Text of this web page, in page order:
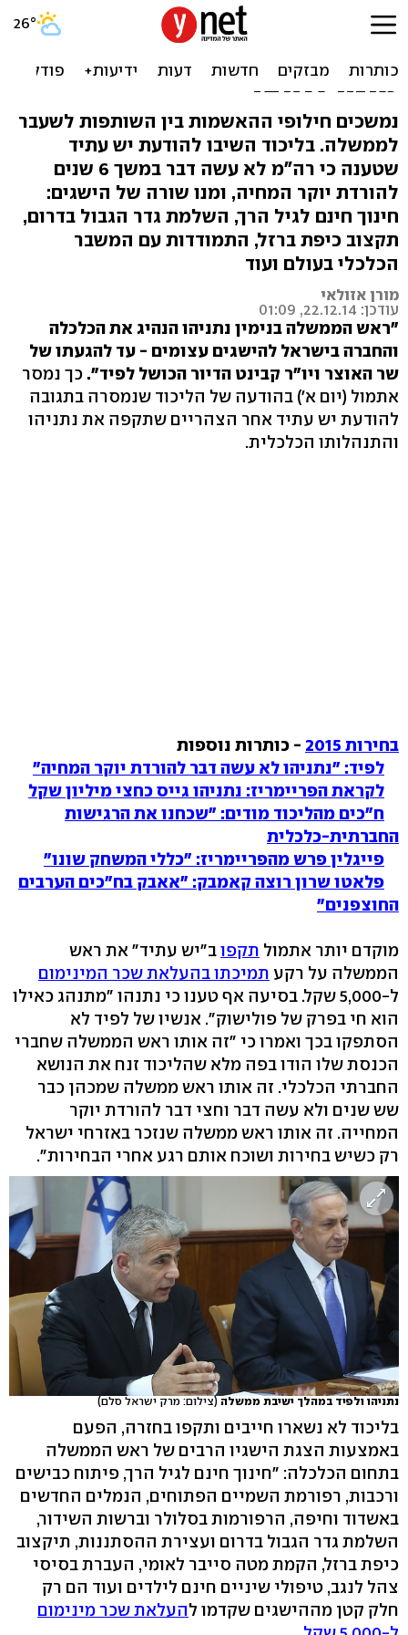
הליכוד: נתניהו הביא הישגים
בכלכלה - עד שלפיד הכושל
מונה לאוצר
נמשכים חילופי ההאשמות בין השותפות לשעבר
לממשלה. בליכוד השיבו להודעת יש עתיד
שטענה כי רה"מ לא עשה דבר במשך 6 שנים
להורדת יוקר המחיה, ומנו שורה של הישגים:
חינוך חינם לגיל הרך, השלמת גדר הגבול בדרום,
תקצוב כיפת ברזל, התמודדות עם המשבר
הכלכלי בעולם ועוד
מורן אזולאי
עודכן: 22.12.14, 01:09
"ראש הממשלה בנימין נתניהו הנהיג את הכלכלה
והחברה בישראל להישגים עצומים - עד להגעתו של
שר האוצר ויו"ר קבינט הדיור הכושל לפיד". כך נמסר
אתמול (יום א') בהודעה של הליכוד שנמסרה בתגובה
להודעת יש עתיד אחר הצהריים שתקפה את נתניהו
והתנהלותו הכלכלית.
בחירות 2015
- כותרות נוספות
לפיד: "נתניהו לא עשה דבר להורדת יוקר המחיה"
לקראת הפריימריז: נתניהו גייס כחצי מיליון שקל
ח"כים מהליכוד מודים: "שכחנו את הרגישות
החברתית-כלכלית
פייגלין פרש מהפריימריז: "כללי המשחק שונו"
פלאטו שרון רוצה קאמבק: "אאבק בח"כים הערבים
החוצפנים"
מוקדם יותר אתמול תקפוב"יש עתיד" את ראש
הממשלה על רקע תמיכתו בהעלאת שכר המינימום
ל-5,000 שקל. בסיעה אף טענו כי נתנהו "מתנהג כאילו
הוא חי בפרק של פולישוק". אנשיו של לפיד לא
הסתפקו בכך ואמרו כי "זה אותו ראש הממשלה שחברי
הכנסת שלו הודו בפה מלא שהליכוד זנח את הנושא
החברתי הכלכלי. זה אותו ראש ממשלה שמכהן כבר
שש שנים ולא עשה דבר וחצי דבר להורדת יוקר
המחייה. זה אותו ראש ממשלה שנזכר באזרחי ישראל
רק כשיש בחירות ושוכח אותם רגע אחרי הבחירות".
נתניהו ולפיד במהלך ישיבת ממשלה (צילום: מרק ישראל סלם)
בליכוד לא נשארו חייבים ותקפו בחזרה, הפעם
באמצעות הצגת הישגיו הרבים של ראש הממשלה
בתחום הכלכלה: "חינוך חינם לגיל הרך, פיתוח כבישים
ורכבות, רפורמת השמיים הפתוחים, הנמלים החדשים
באשדוד וחיפה, הרפורמות בסלולר וברשות השידור,
השלמת גדר הגבול בדרום ועצירת ההסתננות, תיקצוב
כיפת ברזל, הקמת מטה סייבר לאומי, העברת בסיסי
צהל לנגב, טיפולי שיניים חינם לילדים ועוד הם רק
חלק קטן מההישגים שקדמו להעלאת שכר מינימום